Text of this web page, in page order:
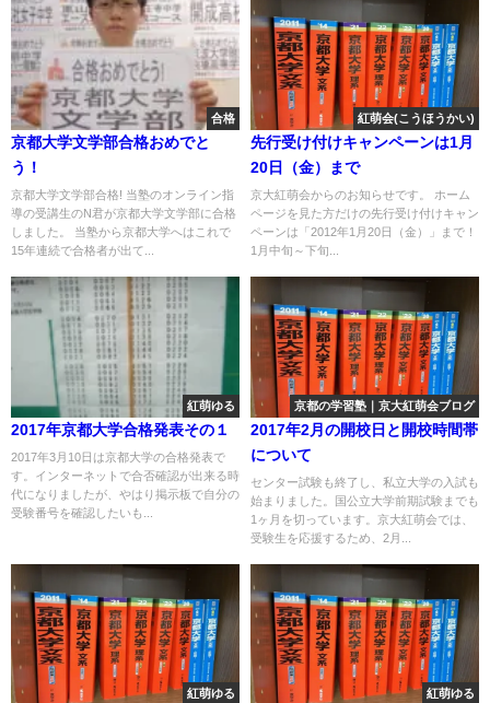
合格
京都大学文学部合格おめでと
う！
京都大学文学部合格! 当塾のオンライン指
導の受講生のN君が京都大学文学部に合格
しました。 当塾から京都大学へはこれで
15年連続で合格者が出て...
紅萌会(こうほうかい)
先行受け付けキャンペーンは1月
20日（金）まで
京大紅萌会からのお知らせです。 ホーム
ページを見た方だけの先行受け付けキャン
ペーンは「2012年1月20日（金）」まで！
1月中旬～下旬...
紅萌ゆる
2017年京都大学合格発表その１
2017年3月10日は京都大学の合格発表で
す。インターネットで合否確認が出来る時
代になりましたが、やはり掲示板で自分の
受験番号を確認したいも...
京都の学習塾｜京大紅萌会ブログ
2017年2月の開校日と開校時間帯
について
センター試験も終了し、私立大学の入試も
始まりました。国公立大学前期試験までも
1ヶ月を切っています。京大紅萌会では、
受験生を応援するため、2月...
紅萌ゆる 紅萌ゆる